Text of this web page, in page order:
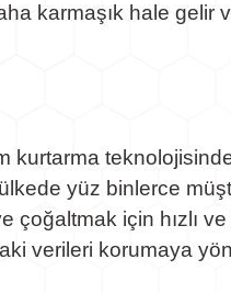
karmaşık hale gelir
kurtarma
yüz binlerce
için hızlı ve
verileri korumaya